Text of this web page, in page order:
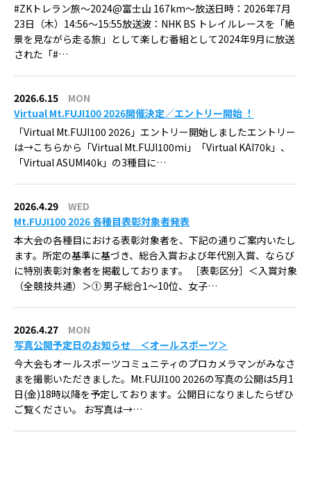
#ZKトレラン旅〜2024@富士山 167km〜放送日時：2026年7月
23日（木）14:56〜15:55放送波：NHK BS トレイルレースを「絶
景を見ながら走る旅」として楽しむ番組として2024年9月に放送
された「#…
2026.6.15
MON
Virtual Mt.FUJI100 2026開催決定／エントリー開始 ！
「Virtual Mt.FUJI100 2026」エントリー開始しましたエントリー
は→こちらから「Virtual Mt.FUJI100mi」「Virtual KAI70k」、
「Virtual ASUMI40k」の3種目に…
2026.4.29
WED
Mt.FUJI100 2026 各種目表彰対象者発表
本大会の各種目における表彰対象者を、下記の通りご案内いたし
ます。所定の基準に基づき、総合入賞および年代別入賞、ならび
に特別表彰対象者を掲載しております。 ［表彰区分］＜入賞対象
（全競技共通）＞① 男子総合1～10位、女子…
2026.4.27
MON
写真公開予定日のお知らせ ＜オールスポーツ＞
今大会もオールスポーツコミュニティのプロカメラマンがみなさ
まを撮影いただきました。Mt.FUJI100 2026の写真の公開は5月1
日(金)18時以降を予定しております。公開日になりましたらぜひ
ご覧ください。 お写真は→…